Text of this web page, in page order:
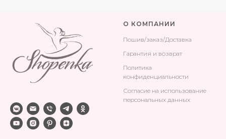
О КОМПАНИИ
Пошив/заказ/Доставка
Гарантия и возврат
Политика
конфиденциальности
Согласие на использование
персональных данных